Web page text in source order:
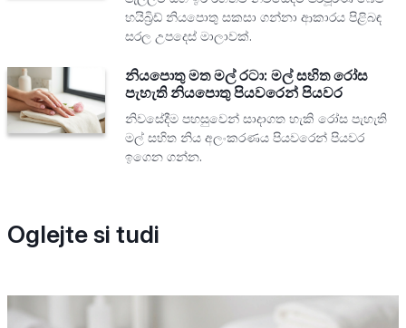
හයිබ්‍රිඩ් නියපොතු සකසා ගන්නා ආකාරය පිළිබඳ
සරල උපදෙස් මාලාවක්.
නියපොතු මත මල් රටා: මල් සහිත රෝස
පැහැති නියපොතු පියවරෙන් පියවර
නිවසේදීම පහසුවෙන් සාදාගත හැකි රෝස පැහැති
මල් සහිත නිය අලංකරණය පියවරෙන් පියවර
ඉගෙන ගන්න.
Oglejte si tudi